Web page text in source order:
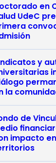
en
UdeC
y
la
de
impacto